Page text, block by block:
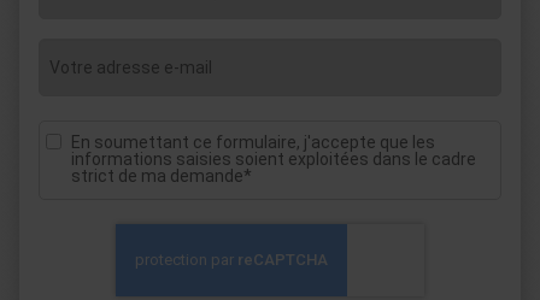
En soumettant ce formulaire, j'accepte que les
informations saisies soient exploitées dans le cadre
strict de ma demande*